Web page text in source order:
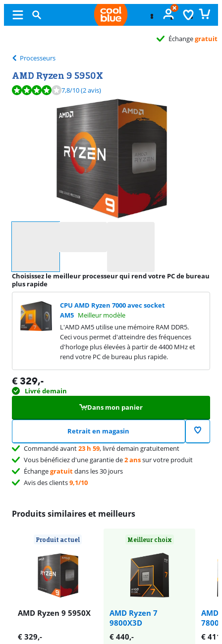
Processeurs
AMD Ryzen 9 5950X
La note est de 7,8 sur 10, basée sur 2 avis.
7,8/10(2 avis)
Choisissez le meilleur processeur qui rend votre PC de bureau
plus rapide
CPU AMD Ryzen 7000 avec socket
AM5 Meilleur modèle
L'AMD AM5 utilise une mémoire RAM DDR5.
Ceci vous permet d'atteindre des fréquences
d'horloge plus élevées à partir de 4400 MHz et
rend votre PC de bureau plus rapide.
€ 329,-
Livré demain
Dans mon panier
Retrait en magasin
Commandé avant23 h 59, livré demain gratuitement
Vous bénéficiez d'une garantie de2 anssur votre produit
Échangegratuitdans les 30 jours
Avis des clients9,1/10
Produits similaires et meilleurs
Produit actuel
AMD Ryzen 9 5950X
Meilleur choix
AMD Ryzen 7
9800X3D
AMD
€ 329,- € 440,- € 411